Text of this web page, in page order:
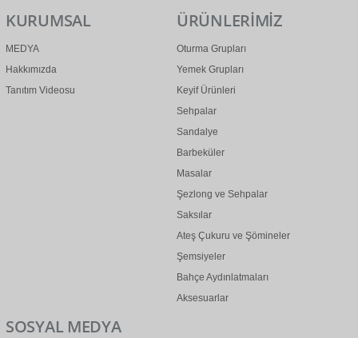
KURUMSAL
MEDYA
Hakkımızda
Tanıtım Videosu
ÜRÜNLERİMİZ
Oturma Grupları
Yemek Grupları
Keyif Ürünleri
Sehpalar
Sandalye
Barbeküler
Masalar
Şezlong ve Sehpalar
Saksılar
Ateş Çukuru ve Şömineler
Şemsiyeler
Bahçe Aydınlatmaları
Aksesuarlar
SOSYAL MEDYA